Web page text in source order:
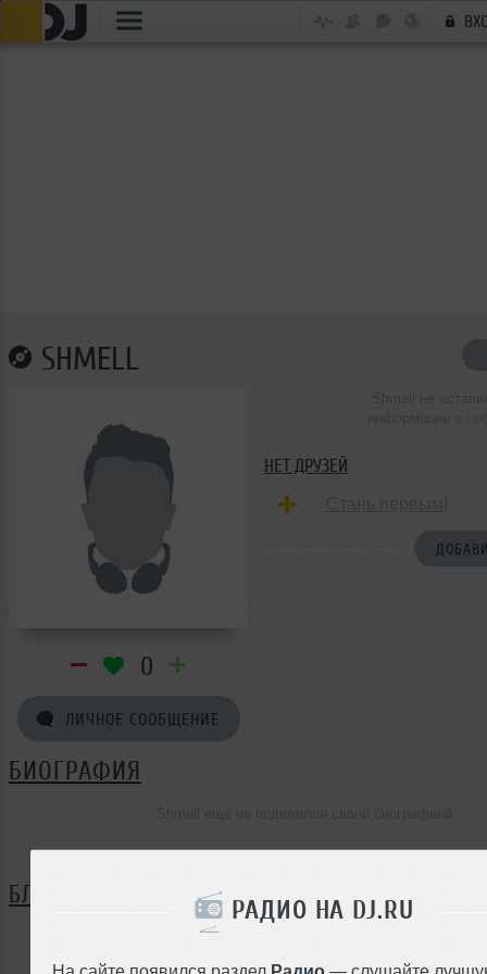
РАДИО НА DJ.RU
На сайте появился раздел Радио — слушайте
SHMELL
0
ЛИЧНОЕ СООБЩЕНИЕ
НЕТ ДРУЗЕЙ
БИОГРАФИЯ
БЛОГ